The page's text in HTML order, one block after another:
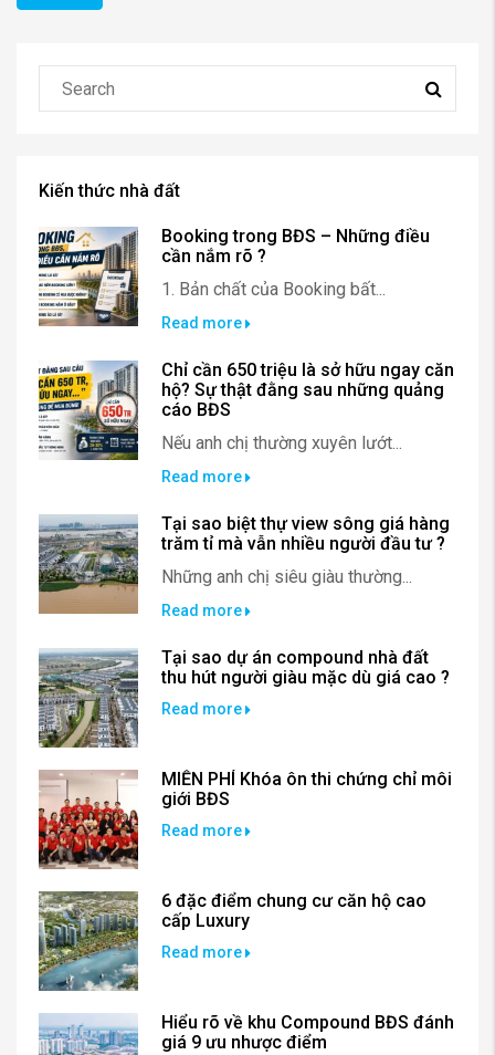
Kiến thức nhà đất
Booking trong BĐS – Những điều
cần nắm rõ ?
1. Bản chất của Booking bất...
Read more
Chỉ cần 650 triệu là sở hữu ngay căn
hộ? Sự thật đằng sau những quảng
cáo BĐS
Nếu anh chị thường xuyên lướt...
Read more
Tại sao biệt thự view sông giá hàng
trăm tỉ mà vẫn nhiều người đầu tư ?
Những anh chị siêu giàu thường...
Read more
Tại sao dự án compound nhà đất
thu hút người giàu mặc dù giá cao ?
Read more
MIỄN PHÍ Khóa ôn thi chứng chỉ môi
giới BĐS
Read more
6 đặc điểm chung cư căn hộ cao
cấp Luxury
Read more
Hiểu rõ về khu Compound BĐS đánh
giá 9 ưu nhược điểm